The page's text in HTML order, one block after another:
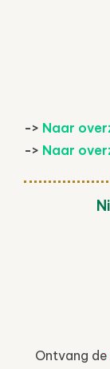
-> Naar
-> Naar
Ontvang de